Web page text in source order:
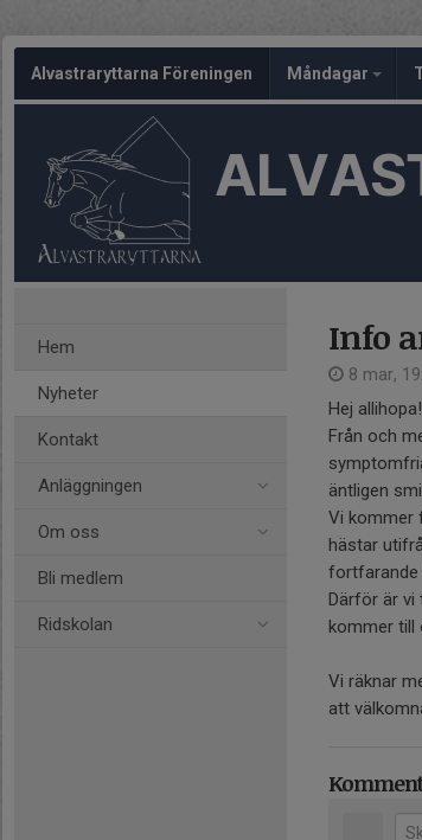
Alvastraryttarna Föreningen Måndagar
Hem
Nyheter
Kontakt
Anläggningen
Om oss
Bli medlem
Ridskolan
Info
8 mar,
Hej allihopa!
Från och
äntligen
Vi kommer
hästar
fortfarande
Därför är vi
kommer till
Vi räknar
att